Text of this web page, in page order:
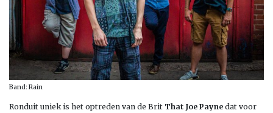
Band: Rain
Ronduit uniek is het optreden van de Brit That Joe Payne dat voor